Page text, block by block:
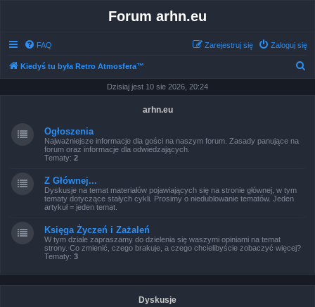
Forum arhn.eu
FAQ Zaloguj się
Zarejestruj się
Kiedyś tu była Retro Atmosfera™
Dzisiaj jest 10 sie 2026, 20:24
arhn.eu
Ogłoszenia
Najważniejsze informacje dla gości na naszym forum. Zasady panujące na
forum oraz informacje dla odwiedzających.
Tematy: 2
Z Głównej...
Dyskusje na temat materiałów pojawiających się na stronie głównej, w tym
tematy dotyczące stałych cykli. Prosimy o niedublowanie tematów. Jeden
artykuł = jeden temat.
Księga Życzeń i Zażaleń
W tym dziale zapraszamy do dzielenia się waszymi opiniami na temat
strony. Co zmienić, czego brakuje, a czego chcielibyście zobaczyć więcej?
Tematy: 3
Dyskusje